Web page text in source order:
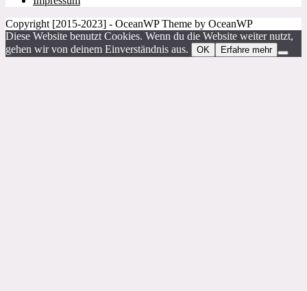
Copyright [2015-2023] - OceanWP Theme by OceanWP
Diese Website benutzt Cookies. Wenn du die Website weiter nutzt,
gehen wir von deinem Einverständnis aus.
OK Erfahre mehr